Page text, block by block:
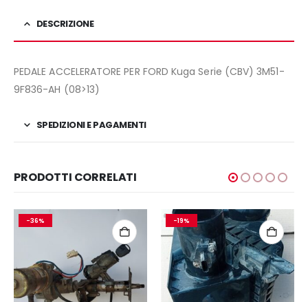
DESCRIZIONE
PEDALE ACCELERATORE PER FORD Kuga Serie (CBV) 3M51-
9F836-AH (08>13)
SPEDIZIONI E PAGAMENTI
PRODOTTI CORRELATI
-36% -19%